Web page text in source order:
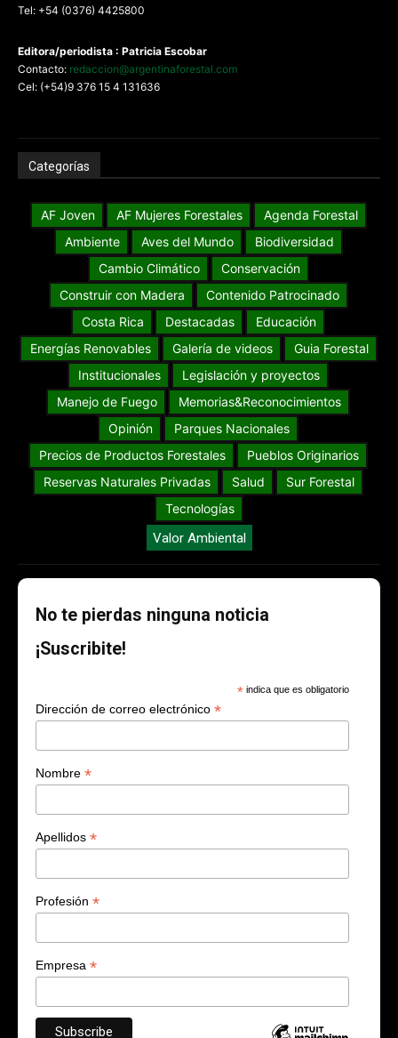
Tel: +54 (0376) 4425800
Editora/periodista : Patricia Escobar
Contacto: redaccion@argentinaforestal.com
Cel: (+54)9 376 15 4 131636
Categorías
AF Joven AF Mujeres Forestales
Agenda Forestal
Ambiente
Aves del Mundo
Biodiversidad
Cambio Climático
Conservación
Construir con Madera
Contenido Patrocinado
Costa Rica
Destacadas
Educación
Energías Renovables
Galería de videos
Guia Forestal
Institucionales
Legislación y proyectos
Manejo de Fuego
Memorias&Reconocimientos
Opinión
Parques Nacionales
Precios de Productos Forestales
Pueblos Originarios
Reservas Naturales Privadas
Salud
Sur Forestal
Tecnologías
Valor Ambiental
No te pierdas ninguna noticia
¡Suscribite!
* indica que es obligatorio
Dirección de correo electrónico *
Nombre *
Apellidos *
Profesión *
Empresa *